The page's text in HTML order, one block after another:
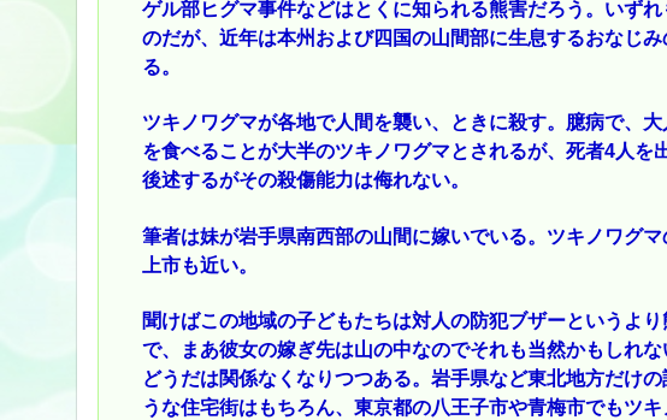
ゲル部ヒグマ事件などはとくに知られる熊害だろう。いず
のだが、近年は本州および四国の山間部に生息するおなじ
る。
ツキノワグマが各地で人間を襲い、ときに殺す。臆病で、
を食べることが大半のツキノワグマとされるが、死者4人を
後述するがその殺傷能力は侮れない。
筆者は妹が岩手県南西部の山間に嫁いでいる。ツキノワグ
上市も近い。
聞けばこの地域の子どもたちは対人の防犯ブザーというよ
で、まあ彼女の嫁ぎ先は山の中なのでそれも当然かもしれ
どうだは関係なくなりつつある。岩手県など東北地方だけ
うな住宅街はもちろん、東京都の八王子市や青梅市でもツキ